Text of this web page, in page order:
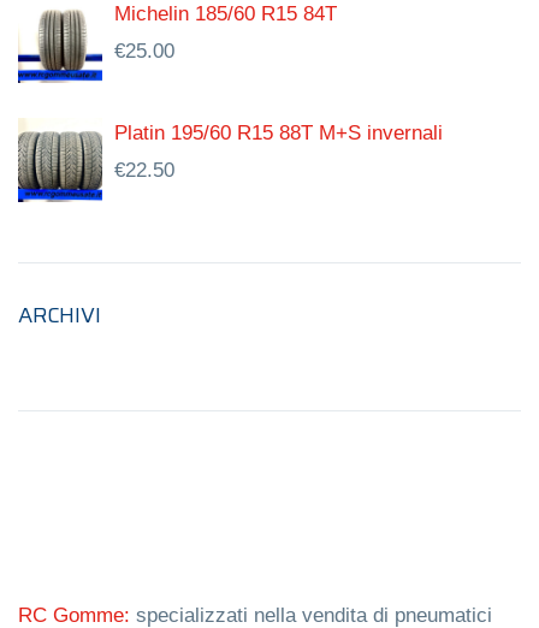
Michelin 185/60 R15 84T
€25.00
Platin 195/60 R15 88T M+S invernali
€22.50
ARCHIVI
RC Gomme: specializzati nella vendita di pneumatici